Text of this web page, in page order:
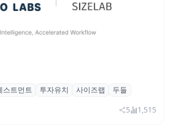
지인베스트먼트로부터 시
스트먼트 투자유치 사이즈랩
두들
5 1,515